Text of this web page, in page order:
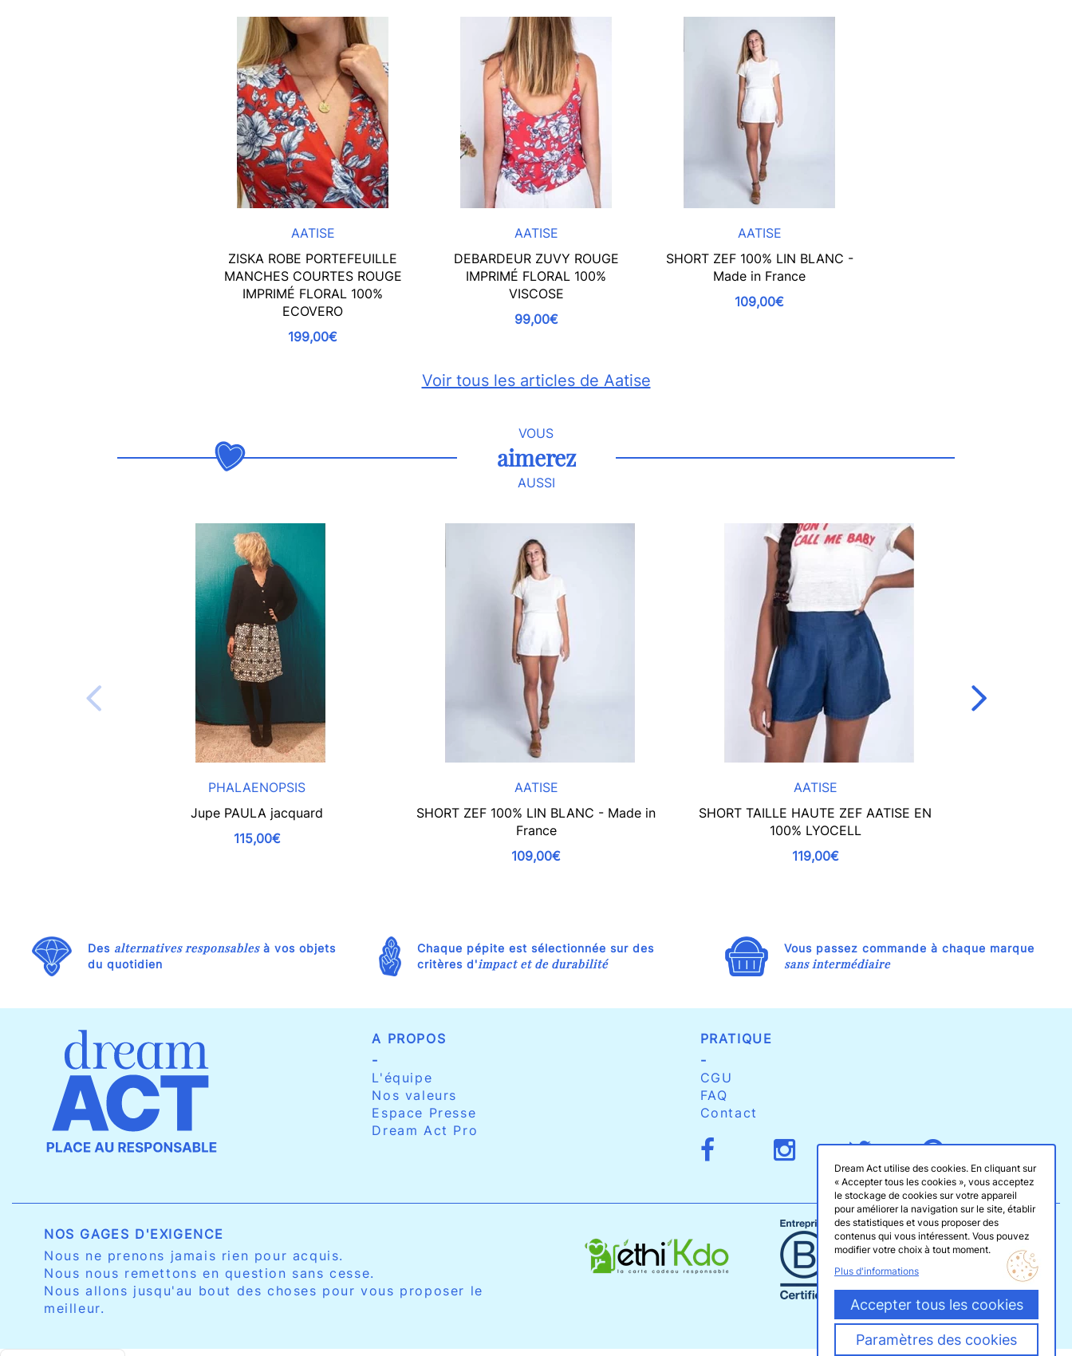
AATISE
ZISKA ROBE PORTEFEUILLE
MANCHES COURTES ROUGE
IMPRIMÉ FLORAL 100%
ECOVERO
199,00€
AATISE
DEBARDEUR ZUVY ROUGE
IMPRIMÉ FLORAL 100%
VISCOSE
99,00€
AATISE
SHORT ZEF 100% LIN BLANC -
Made in France
109,00€
Voir tous les articles de Aatise
VOUS
aimerez
AUSSI
PHALAENOPSIS
Jupe PAULA jacquard
115,00€
AATISE
SHORT ZEF 100% LIN BLANC - Made in
France
109,00€
AATISE
SHORT TAILLE HAUTE ZEF AATISE EN
100% LYOCELL
119,00€
Des alternatives responsablesà vos objets
du quotidien
Chaque pépite est sélectionnée sur des
critères d'impact et de durabilité
Vous passez commande à chaque marque
sans intermédiaire
A PROPOS
-
L'équipe
Nos valeurs
Espace Presse
Dream Act Pro
PRATIQUE
-
CGU
FAQ
Contact
NOS GAGES D'EXIGENCE
Nous ne prenons jamais rien pour acquis.
Nous nous remettons en question sans cesse.
Nous allons jusqu'au bout des choses pour vous proposer le
meilleur.
Dream Act utilise des cookies. En cliquant sur
« Accepter tous les cookies », vous acceptez
le stockage de cookies sur votre appareil
pour améliorer la navigation sur le site, établir
des statistiques et vous proposer des
contenus qui vous intéressent. Vous pouvez
modifier votre choix à tout moment.
Plus d'informations
Accepter tous les cookies
Paramètres des cookies